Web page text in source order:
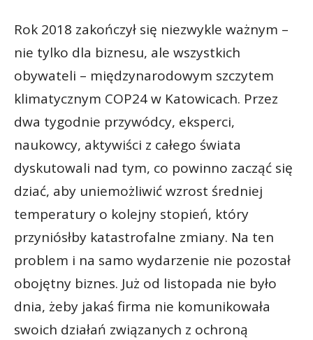
Rok 2018 zakończył się niezwykle ważnym –
nie tylko dla biznesu, ale wszystkich
obywateli – międzynarodowym szczytem
klimatycznym COP24 w Katowicach. Przez
dwa tygodnie przywódcy, eksperci,
naukowcy, aktywiści z całego świata
dyskutowali nad tym, co powinno zacząć się
dziać, aby uniemożliwić wzrost średniej
temperatury o kolejny stopień, który
przyniósłby katastrofalne zmiany. Na ten
problem i na samo wydarzenie nie pozostał
obojętny biznes. Już od listopada nie było
dnia, żeby jakaś firma nie komunikowała
swoich działań związanych z ochroną